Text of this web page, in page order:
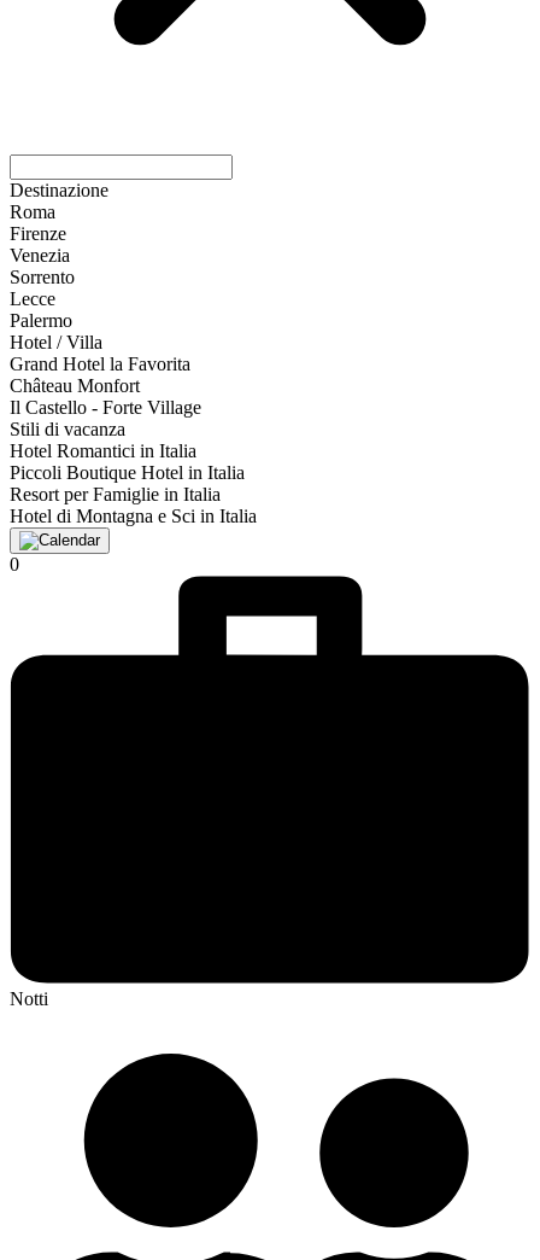
Destinazione
Roma
Firenze
Venezia
Sorrento
Lecce
Palermo
Hotel / Villa
Grand Hotel la Favorita
Château Monfort
Il Castello - Forte Village
Stili di vacanza
Hotel Romantici in Italia
Piccoli Boutique Hotel in Italia
Resort per Famiglie in Italia
Hotel di Montagna e Sci in Italia
0
Notti